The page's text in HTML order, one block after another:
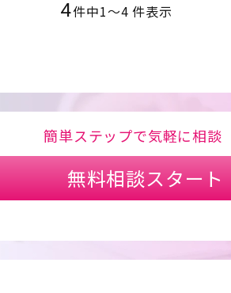
4件中1〜4 件表示
簡単ステップで気軽に相談
無料相談スタート